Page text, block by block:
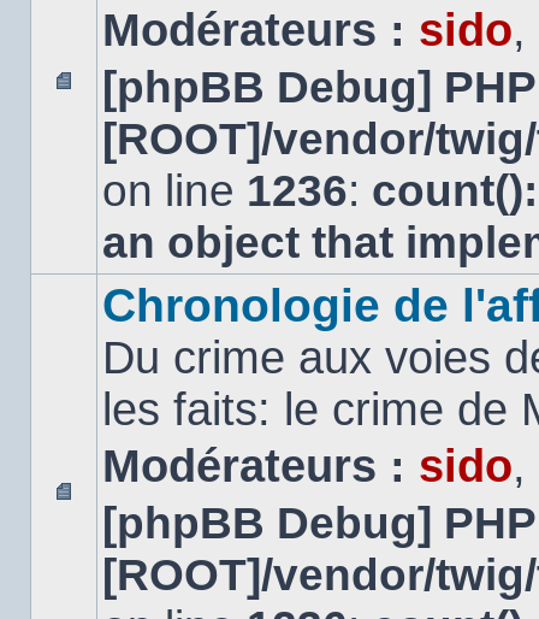
Aucun
message
non
Modérateurs : sido,
[phpBB Debug]
[ROOT]/vendor/
on line 1236:
an object that
Aucun
message
non
Chronologie de
Du crime aux voies
les faits: le crime de
Modérateurs : sido,
[phpBB Debug]
[ROOT]/vendor/